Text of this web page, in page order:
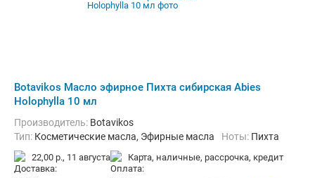
Botavikos Масло эфирное Пихта сибирская Abies
Holophylla 10 мл
Производитель: Botavikos
Тип: Косметические масла, Эфирные масла Ноты: Пихта
22,00 р., 11 августа карта, наличные, рассрочка, кредит